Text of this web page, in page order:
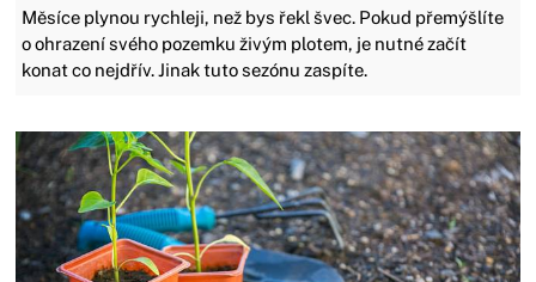
Měsíce plynou rychleji, než bys řekl švec. Pokud přemýšlíte
o ohrazení svého pozemku živým plotem, je nutné začít
konat co nejdřív. Jinak tuto sezónu zaspíte.